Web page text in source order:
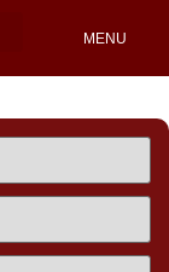
MENU